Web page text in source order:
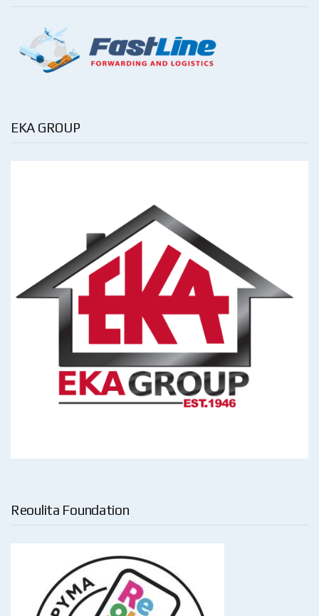
EKA GROUP
Reoulita Foundation